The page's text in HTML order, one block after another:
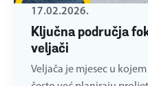
Ključna područja
veljači
17.02.2026.
Veljača je mjesec u